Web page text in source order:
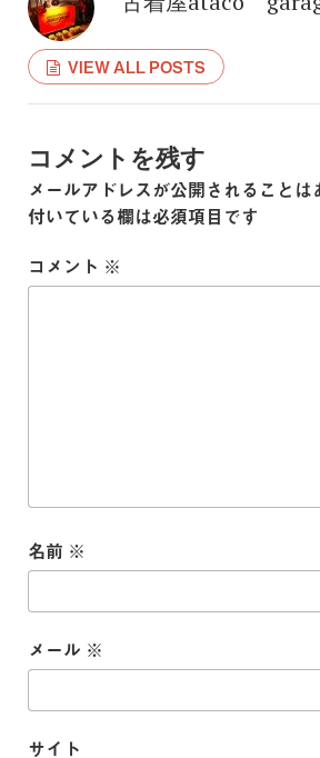
VIEW ALL POSTS
コメントを残す
メールアドレスが公開されることは
付いている欄は必須項目です
コメント ※
名前 ※
メール ※
サイト